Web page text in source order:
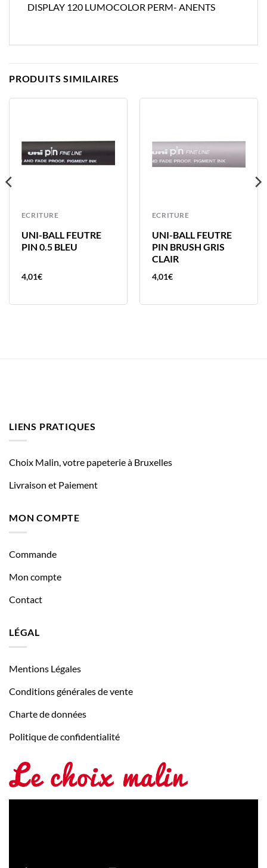
DISPLAY 120 LUMOCOLOR PERM- ANENTS
PRODUITS SIMILAIRES
ECRITURE
UNI-BALL FEUTRE
PIN 0.5 BLEU
4,01€
ECRITURE
UNI-BALL FEUTRE
PIN BRUSH GRIS
CLAIR
4,01€
LIENS PRATIQUES
Choix Malin, votre papeterie à Bruxelles
Livraison et Paiement
MON COMPTE
Commande
Mon compte
Contact
LÉGAL
Mentions Légales
Conditions générales de vente
Charte de données
Politique de confidentialité